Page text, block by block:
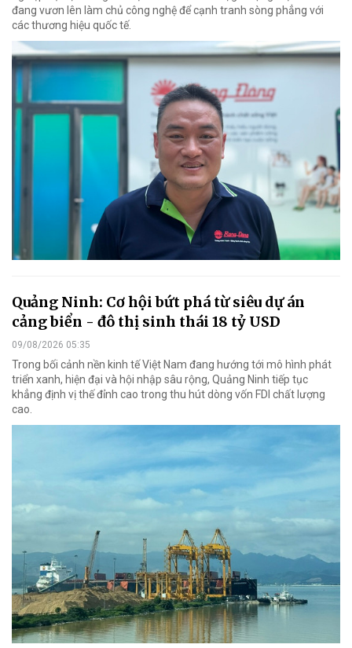
đang vươn lên làm chủ công nghệ để cạnh tranh sòng phẳng với
các thương hiệu quốc tế.
Quảng Ninh: Cơ hội bứt phá từ siêu dự án
cảng biển - đô thị sinh thái 18 tỷ USD
09/08/2026 05:35
Trong bối cảnh nền kinh tế Việt Nam đang hướng tới mô hình phát
triển xanh, hiện đại và hội nhập sâu rộng, Quảng Ninh tiếp tục
khẳng định vị thế đỉnh cao trong thu hút dòng vốn FDI chất lượng
cao.